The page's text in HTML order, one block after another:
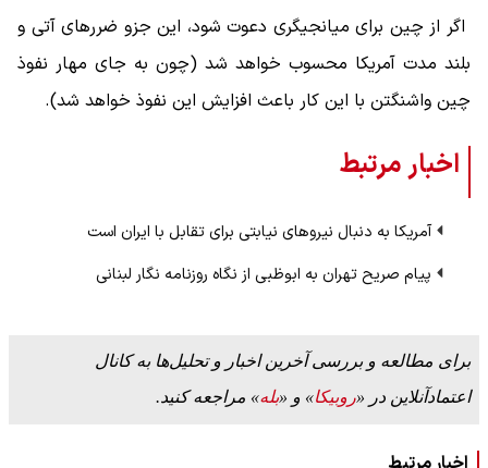
اگر از چین برای میانجیگری دعوت شود، این جزو ضررهای آتی و
بلند مدت آمریکا محسوب خواهد شد (چون به جای مهار نفوذ
چین واشنگتن با این کار باعث افزایش این نفوذ خواهد شد).
اخبار مرتبط
آمریکا به دنبال نیروهای نیابتی برای تقابل با ایران است
پیام صریح تهران به ابوظبی از نگاه روزنامه نگار لبنانی
برای مطالعه و بررسی آخرین اخبار و تحلیل‌ها به کانال
اعتمادآنلاین در «روبیکا» و «بله» مراجعه کنید.